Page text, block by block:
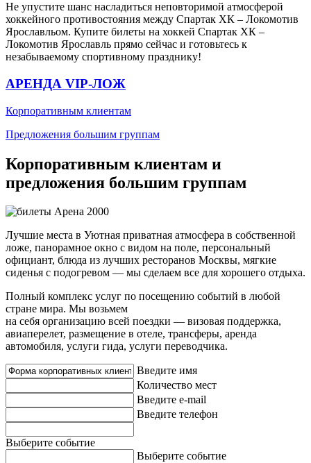
Не упустите шанс насладиться неповторимой атмосферой
хоккейного противостояния между Спартак ХК – Локомотив
Ярославльом. Купите билеты на хоккей Спартак ХК –
Локомотив Ярославль прямо сейчас и готовьтесь к
незабываемому спортивному празднику!
АРЕНДА VIP-ЛОЖ
Корпоративным клиентам
Предложения большим группам
Корпоративным клиентам и
предложения большим группам
Лучшие места в Уютная приватная атмосфера в собственной
ложе, панорамное окно с видом на поле, персональный
официант, блюда из лучших ресторанов Москвы, мягкие
сиденья с подогревом — мы сделаем все для хорошего отдыха.
Полный комплекс услуг по посещению событий в любой
стране мира. Мы возьмем
на себя организацию всей поездки — визовая поддержка,
авиаперелет, размещение в отеле, трансферы, аренда
автомобиля, услуги гида, услуги переводчика.
Введите имя
Количество мест
Введите e-mail
Введите телефон
Выберите событие
Выберите событие